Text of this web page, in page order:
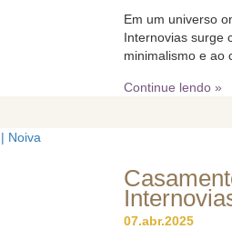
Em um universo
Internovias surge
minimalismo e ao
Continue lendo »
07.abr.2025